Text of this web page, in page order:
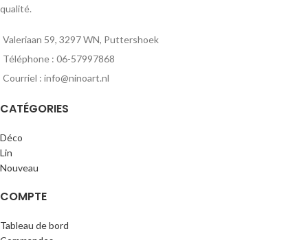
qualité.
Valeriaan 59, 3297 WN, Puttershoek
Téléphone : 06-57997868
Courriel : info@ninoart.nl
CATÉGORIES
Déco
Lin
Nouveau
COMPTE
Tableau de bord